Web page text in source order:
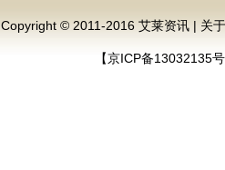
Copyright © 2011-2016 艾莱资讯 | 关
【京ICP备13032135